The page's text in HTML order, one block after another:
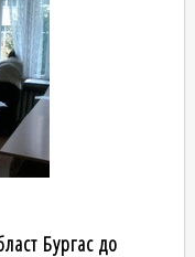
Бургас до